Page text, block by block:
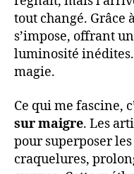
tout changé. Grâce
s’impose, offrant
luminosité inédites.
magie.
Ce qui me fascine,
sur maigre. Les
pour superposer
craquelures,